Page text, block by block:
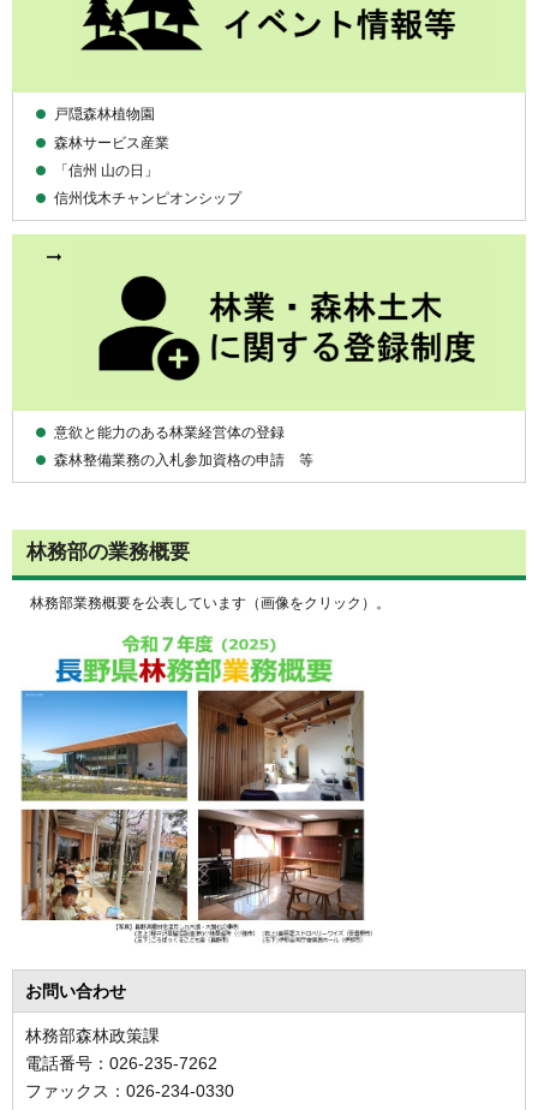
戸隠森林植物園
森林サービス産業
「信州 山の日」
信州伐木チャンピオンシップ
意欲と能力のある林業経営体の登録
森林整備業務の入札参加資格の申請 等
林務部の業務概要
林務部業務概要を公表しています（画像をクリック）。
お問い合わせ
林務部森林政策課
電話番号：026-235-7262
ファックス：026-234-0330